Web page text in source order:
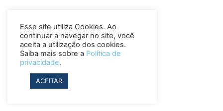
Esse site utiliza Cookies. Ao
continuar a navegar no site, você
aceita a utilização dos cookies.
Saiba mais sobre a Política de
privacidade.
ACEITAR